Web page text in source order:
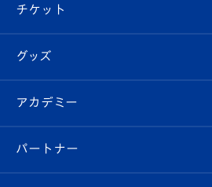
チケット
イベント
メディア
エンブレム紹介
スタッフプロフィール
マスコット紹介
はじめての観戦ガイド
Revive Team
ヴィヴィくんの長崎おもてなしガイド
試合日程/結果
フォトギャラリー
スタジアムグルメ
チケット
チケット
V-LOVERS（ファンクラブ）
プレイヤーズスイート
グッズ
オンラインショップ
店舗情報
アカデミー
育成からのお知らせ
パートナー